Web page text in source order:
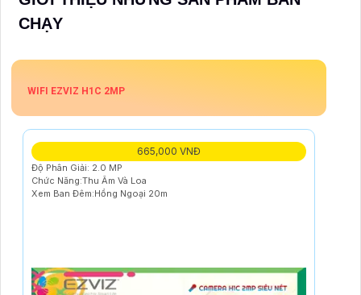
CHẠY
WIFI EZVIZ H1C 2MP
665,000 VNĐ
Độ Phân Giải: 2.0 MP
Chức Năng:Thu Âm Và Loa
Xem Ban Đêm:Hồng Ngoại 20m